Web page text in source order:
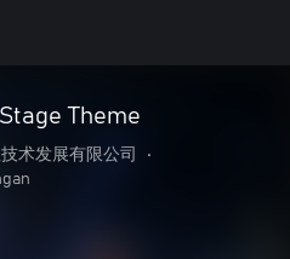
Theme
术发展有限公司
•